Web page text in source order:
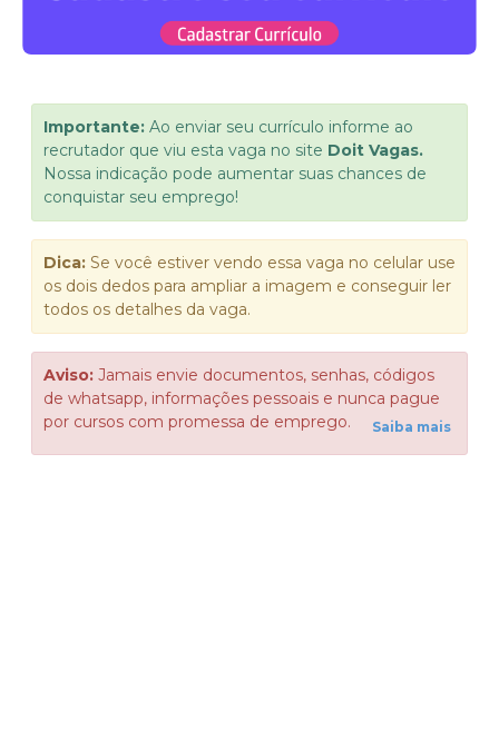
Importante: Ao enviar seu currículo informe ao
recrutador que viu esta vaga no site Doit Vagas.
Nossa indicação pode aumentar suas chances de
conquistar seu emprego!
Dica: Se você estiver vendo essa vaga no celular use
os dois dedos para ampliar a imagem e conseguir ler
todos os detalhes da vaga.
Aviso: Jamais envie documentos, senhas, códigos
de whatsapp, informações pessoais e nunca pague
por cursos com promessa de emprego.
Saiba mais